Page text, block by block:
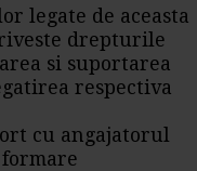
legate de aceasta
drepturile
si suportarea
respectiva
cu angajatorul